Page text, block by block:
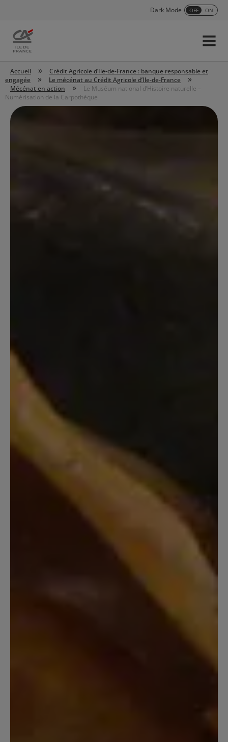
Dark Mode OFF ON
Accueil
Menu
Accueil »
Crédit Agricole d’Ile-de-France : banque responsable et
engagée
» Le mécénat au Crédit Agricole d’Ile-de-France »
Mécénat en action »
Le Muséum national d’Histoire naturelle –
Numérisation de la Carpothèque